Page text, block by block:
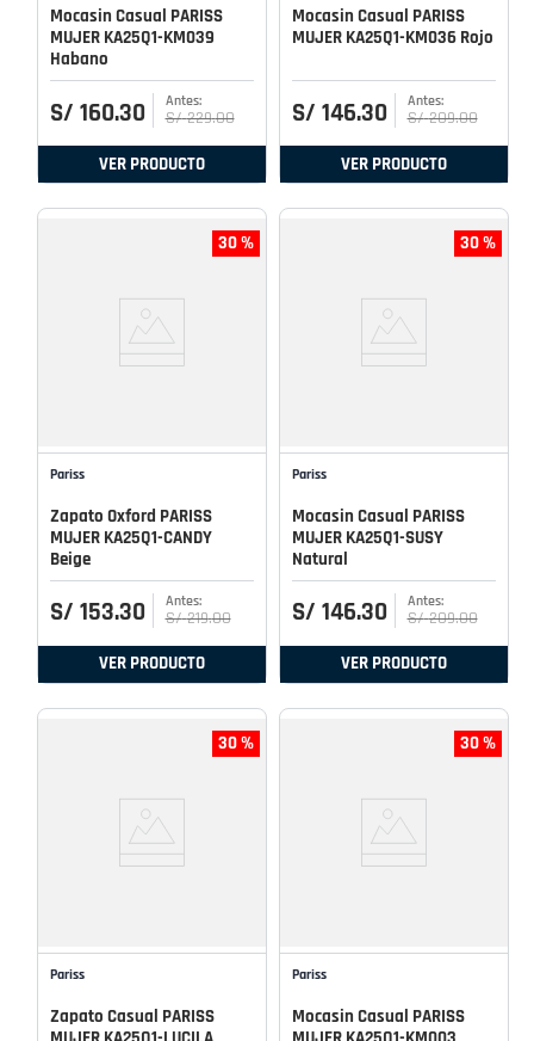
Mocasin Casual PARISS
MUJER KA25Q1-KM039
Habano
S/ 160.30 S/ 229.00
VER PRODUCTO
Mocasin Casual PARISS
MUJER KA25Q1-KM036 Rojo
S/ 146.30 S/ 209.00
VER PRODUCTO
30 %
Pariss
Zapato Oxford PARISS
MUJER KA25Q1-CANDY
Beige
S/ 153.30 S/ 219.00
VER PRODUCTO
30 %
Pariss
Mocasin Casual PARISS
MUJER KA25Q1-SUSY
Natural
S/ 146.30 S/ 209.00
VER PRODUCTO
30 %
Pariss
Zapato Casual PARISS
30 %
Pariss
Mocasin Casual PARISS